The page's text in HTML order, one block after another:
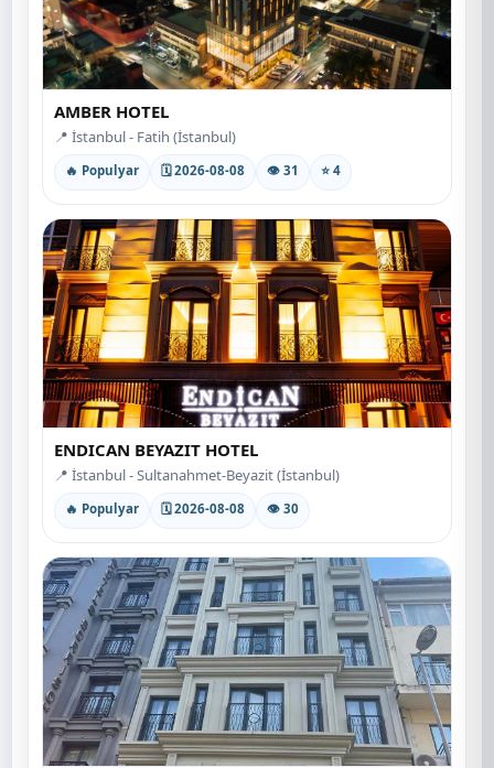
AMBER HOTEL
📍 İstanbul - Fatih (İstanbul)
🔥 Populyar 🗓 2026-08-08 👁 31 ⭐ 4
ENDICAN BEYAZIT HOTEL
📍 İstanbul - Sultanahmet-Beyazit (İstanbul)
🔥 Populyar 🗓 2026-08-08 👁 30